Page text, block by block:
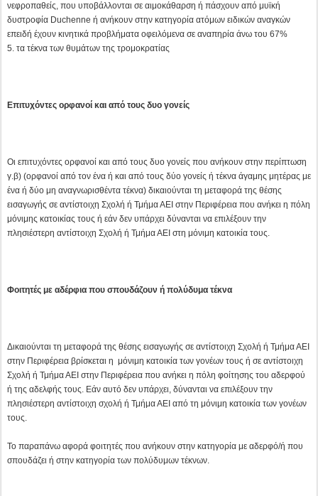
νεφροπαθείς, που υποβάλλονται σε αιμοκάθαρση ή πάσχουν από μυϊκή
δυστροφία Duchenne ή ανήκουν στην κατηγορία ατόμων ειδικών αναγκών
επειδή έχουν κινητικά προβλήματα οφειλόμενα σε αναπηρία άνω του 67%
τα τέκνα των θυμάτων της τρομοκρατίας
Επιτυχόντες ορφανοί και από τους δυο γονείς
Οι επιτυχόντες ορφανοί και από τους δυο γονείς που ανήκουν στην περίπτωση
γ.β) (ορφανοί από τον ένα ή και από τους δύο γονείς ή τέκνα άγαμης μητέρας με
ένα ή δύο μη αναγνωρισθέντα τέκνα) δικαιούνται τη μεταφορά της θέσης
εισαγωγής σε αντίστοιχη Σχολή ή Τμήμα ΑΕΙ στην Περιφέρεια που ανήκει η πόλη
μόνιμης κατοικίας τους ή εάν δεν υπάρχει δύνανται να επιλέξουν την
πλησιέστερη αντίστοιχη Σχολή ή Τμήμα ΑΕΙ στη μόνιμη κατοικία τους.
Φοιτητές με αδέρφια που σπουδάζουν ή πολύδυμα τέκνα
Δικαιούνται τη μεταφορά της θέσης εισαγωγής σε αντίστοιχη Σχολή ή Τμήμα ΑΕΙ
στην Περιφέρεια βρίσκεται η μόνιμη κατοικία των γονέων τους ή σε αντίστοιχη
Σχολή ή Τμήμα ΑΕΙ στην Περιφέρεια που ανήκει η πόλη φοίτησης του αδερφού
ή της αδελφής τους. Εάν αυτό δεν υπάρχει, δύνανται να επιλέξουν την
πλησιέστερη αντίστοιχη σχολή ή Τμήμα ΑΕΙ από τη μόνιμη κατοικία των γονέων
τους.
Το παραπάνω αφορά φοιτητές που ανήκουν στην κατηγορία με αδερφό/ή που
σπουδάζει ή στην κατηγορία των πολύδυμων τέκνων.